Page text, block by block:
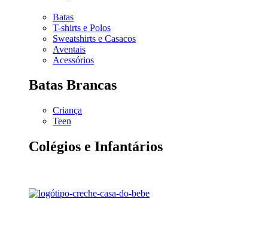
Batas
T-shirts e Polos
Sweatshirts e Casacos
Aventais
Acessórios
Batas Brancas
Criança
Teen
Colégios e Infantários